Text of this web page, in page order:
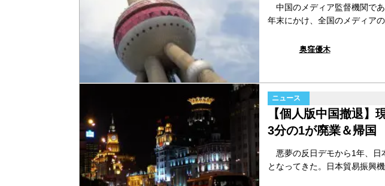
中国のメディア監督機関で
年末にかけ、全国のメディア
奥窪優木
ニュース
【個人版中国撤退】
3分の1が廃業＆帰国
悪夢の反日デモから1年、日
となってきた。日本貿易振興